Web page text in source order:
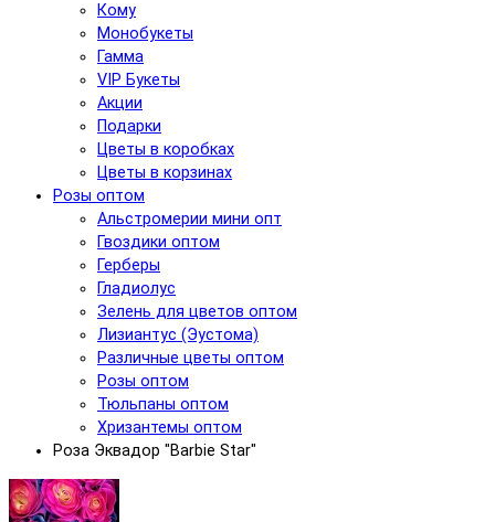
Кому
Монобукеты
Гамма
VIP Букеты
Акции
Подарки
Цветы в коробках
Цветы в корзинах
Розы оптом
Альстромерии мини опт
Гвоздики оптом
Герберы
Гладиолус
Зелень для цветов оптом
Лизиантус (Эустома)
Различные цветы оптом
Розы оптом
Тюльпаны оптом
Хризантемы оптом
Роза Эквадор "Barbie Star"